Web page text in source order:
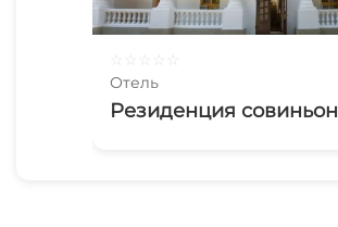
Отель
Резиденция совиньон